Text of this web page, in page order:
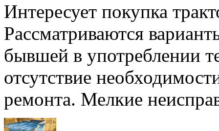
Интересует покупка
Рассматриваются
бывшей в употреблении
отсутствие
ремонта. Мелкие